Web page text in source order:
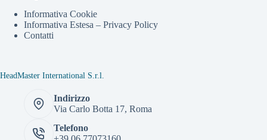
Informativa Cookie
Informativa Estesa – Privacy Policy
Contatti
HeadMaster International S.r.l.
Indirizzo
Via Carlo Botta 17, Roma
Telefono